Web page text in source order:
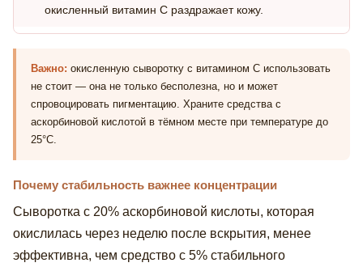
окисленный витамин С раздражает кожу.
Важно: окисленную сыворотку с витамином С использовать
не стоит — она не только бесполезна, но и может
спровоцировать пигментацию. Храните средства с
аскорбиновой кислотой в тёмном месте при температуре до
25°С.
Почему стабильность важнее концентрации
Сыворотка с 20% аскорбиновой кислоты, которая
окислилась через неделю после вскрытия, менее
эффективна, чем средство с 5% стабильного